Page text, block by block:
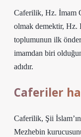
Caferilik, Hz. İmam
olmak demektir, Hz.
toplumunun ilk
imamdan biri
adıdır.
Caferiler
Caferilik, Şii
Mezhebin